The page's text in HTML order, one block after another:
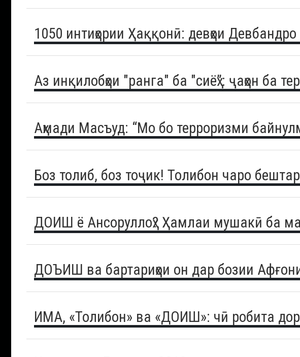
1050 интиҳории Ҳаққонӣ: девҳои
Аз инқилобҳои "ранга" ба "сиёҳ”: ҷаҳон ба
Аҳмади Масъуд: “Мо бо терроризми
Боз толиб, боз тоҷик! Толибон чаро
ДОИШ ё Ансоруллоҳ? Ҳамлаи мушакӣ ба
ДОЪИШ ва бартариҳои он дар бозии
ИМА, «Толибон» ва «ДОИШ»: чӣ робита